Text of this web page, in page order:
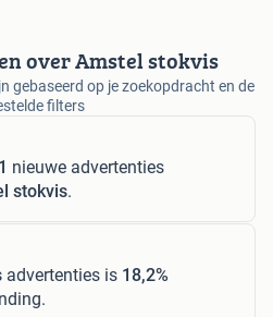
over Amstel stokvis
gebaseerd op je zoekopdracht en de
filters
1 nieuwe advertenties
stokvis.
advertenties is 18,2%